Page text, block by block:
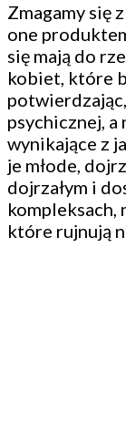
Zmagamy się
one
się mają do
kobiet, które
psychicznej,
wynikające z
je młode,
dojrzałym i
kompleksach,
które rujnują